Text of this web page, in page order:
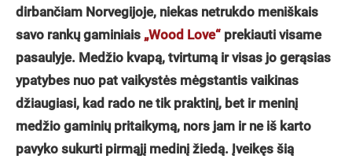
dirbančiam Norvegijoje, niekas netrukdo meniškais
savo rankų gaminiais „Wood Love“ prekiauti visame
pasaulyje. Medžio kvapą, tvirtumą ir visas jo gerąsias
ypatybes nuo pat vaikystės mėgstantis vaikinas
džiaugiasi, kad rado ne tik praktinį, bet ir meninį
medžio gaminių pritaikymą, nors jam ir ne iš karto
pavyko sukurti pirmąjį medinį žiedą. Įveikęs šią